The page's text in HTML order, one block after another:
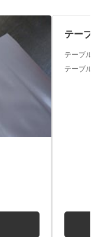
テー
テーブル
テーブル